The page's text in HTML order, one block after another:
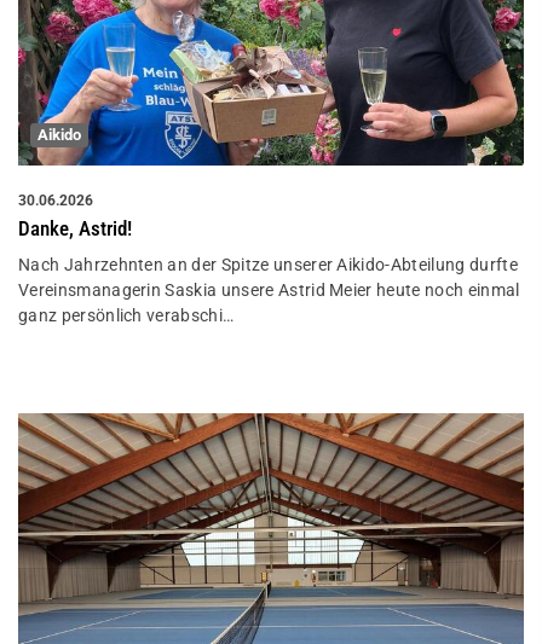
Aikido
30.06.2026
Danke, Astrid!
Nach Jahrzehnten an der Spitze unserer Aikido-Abteilung durfte
Vereinsmanagerin Saskia unsere Astrid Meier heute noch einmal
ganz persönlich verabschi…